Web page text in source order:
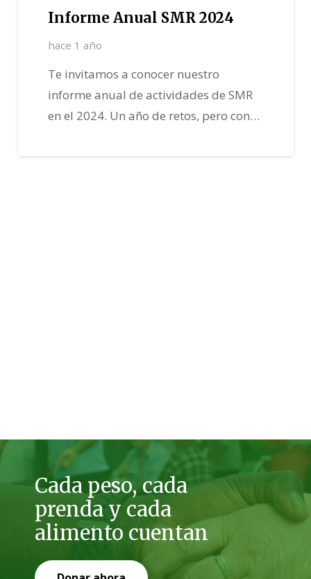
Informe Anual SMR 2024
hace 1 año
Te invitamos a conocer nuestro
informe anual de actividades de SMR
en el 2024. Un año de retos, pero con…
Cada peso, cada
prenda y cada
alimento cuentan